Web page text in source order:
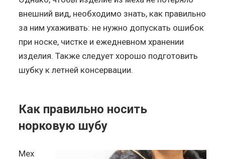
внешний вид, необходимо знать, как правильно
за ним ухаживать: не нужно допускать ошибок
при носке, чистке и ежедневном хранении
изделия. Также следует хорошо подготовить
шубку к летней консервации.
Как правильно носить
норковую шубу
Мех